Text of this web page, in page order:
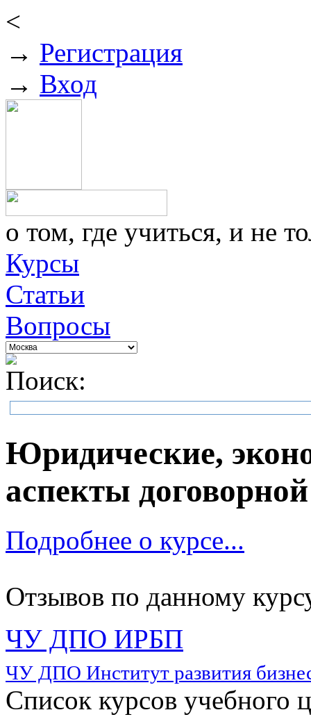
<
→ Регистрация
→ Вход
о том, где учиться, и не
Курсы
Статьи
Вопросы
Поиск:
Юридические,
аспекты
Подробнее о курсе...
Отзывов по данному
ЧУ ДПО ИРБП
ЧУ ДПО Институт развития
Список курсов учебного